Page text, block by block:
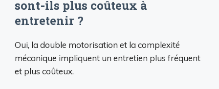
sont-ils plus coûteux à
entretenir ?
Oui, la double motorisation et la complexité
mécanique impliquent un entretien plus fréquent
et plus coûteux.